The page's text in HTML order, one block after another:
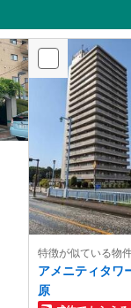
特徴が似ている物
アメニティタワ
原